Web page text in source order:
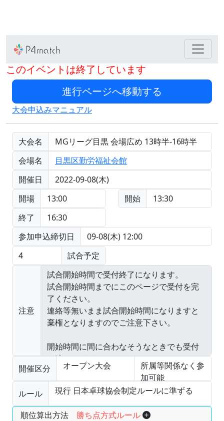
このイベントは終了しています
大会申込みマニュアル
大会名
MGリーグ目黒 会場広め 13時半-16時半
会場名
目黒区勤労福祉会館
開催日
2022-09-08(木)
開場
13:00 開始
13:30
終了
16:30
参加申込締切日
09-08(木) 12:00
4
試合予定
注意
開催区分 オープン大会
所属等関係なく参
加可能
ルール
現行 日本卓球協会制定ルールに準ずる
順位算出方法 勝ち点方式ルール